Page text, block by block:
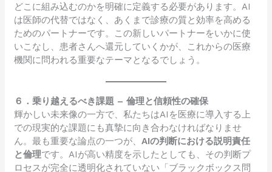
どこに組み込むのかを明確に定義する必要があります。AI
は医師の代替ではなく、あくまで診療の質と効率を高める
ためのパートナーです。この新しいパートナーをいかに使
いこなし、患者さんへ還元していくかが、これからの医療
機関に問われる重要なテーマとなるでしょう。
６．乗り越えるべき課題 – 倫理と信頼性の確保
輝かしい未来像の一方で、私たちはAIを医療に導入する上
での現実的な課題にも真摯に向き合わなければなりませ
ん。最も重要な論点の一つが、AIの判断における説明責任
と倫理です。AIが高い精度を示したとしても、その判断プ
ロセスが完全に透明化されていない「ブラックボックス問